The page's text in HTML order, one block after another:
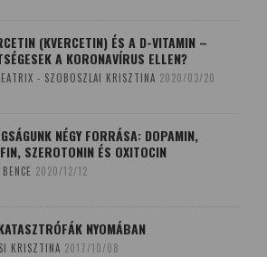
(KVERCETIN) ÉS A D-VITAMIN –
A KORONAVÍRUS ELLEN?
- SZOBOSZLAI KRISZTINA 2020/03/20
NÉGY FORRÁSA: DOPAMIN,
SZEROTONIN ÉS OXITOCIN
2020/12/12
NYOMÁBAN
KRISZTINA 2017/10/08